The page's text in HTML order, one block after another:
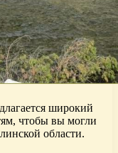
широкий
чтобы вы могли
области.